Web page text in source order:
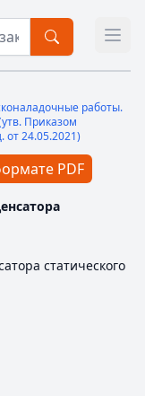
работы.
Приказом
от 24.05.2021)
PDF
статического